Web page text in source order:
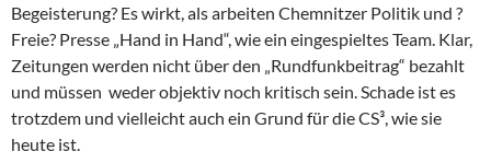
Begeisterung? Es wirkt, als arbeiten Chemnitzer Politik und ?
Freie? Presse „Hand in Hand“, wie ein eingespieltes Team. Klar,
Zeitungen werden nicht über den „Rundfunkbeitrag“ bezahlt
und müssen weder objektiv noch kritisch sein. Schade ist es
trotzdem und vielleicht auch ein Grund für die CS³, wie sie
heute ist.